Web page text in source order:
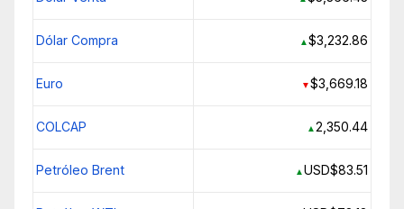
Dólar Compra ▲$3,232.86
Euro ▼$3,669.18
COLCAP ▲ 2,350.44
Petróleo Brent ▲USD$83.51